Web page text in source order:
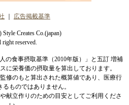
広告掲載基準
Creates Co.(japan)
reserved.
の食事摂取基準（2010年版）」と五訂 増補
に栄養価の摂取量を算出しております。
修のもと算出された概算値であり、医療行
ものではありません。
献立作りのための目安としてご利用くださ